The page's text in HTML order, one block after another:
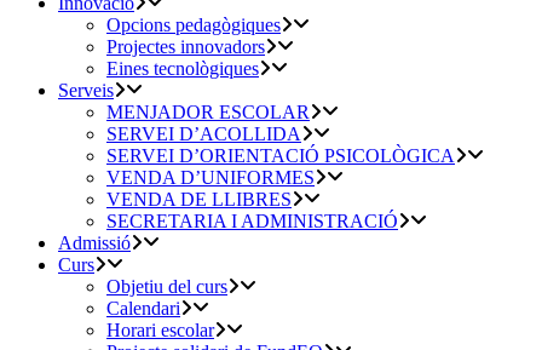
Opcions pedagògiques
Projectes innovadors
Eines tecnològiques
Serveis
MENJADOR ESCOLAR
SERVEI D’ACOLLIDA
SERVEI D’ORIENTACIÓ PSICOLÒGICA
VENDA D’UNIFORMES
VENDA DE LLIBRES
SECRETARIA I ADMINISTRACIÓ
Admissió
Curs
Objetiu del curs
Calendari
Horari escolar